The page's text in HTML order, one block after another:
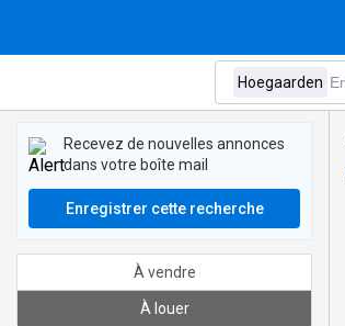
Recevez de nouvelles annonces
dans votre boîte mail
Enregistrer cette recherche
À vendre
À louer